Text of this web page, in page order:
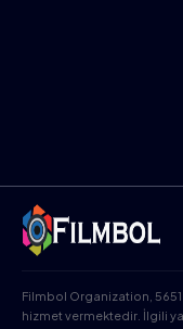
Filmbol Organization, 5651
hizmet vermektedir. İlgili